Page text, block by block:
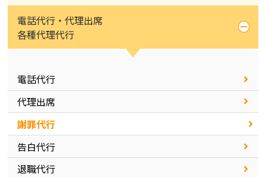
電話代行・代理出席
各種代理代行
電話代行
代理出席
謝罪代行
告白代行
退職代行